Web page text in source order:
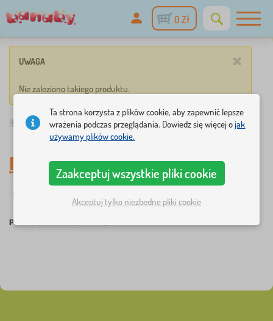
0 Zł
×
UWAGA
Nie zaleziono takiego produktu.
Banaby.pl »Pościel /Pościel/nowość
Pościel dla dzieci,nowość
Filtry
Pościel × × ×
Ta strona korzysta z plików cookie, aby zapewnić lepsze
wrażenia podczas przeglądania. Dowiedz się więcej ojak
używamy plików cookie.
Zaakceptuj wszystkie pliki cookie
Akceptuj tylko niezbędne pliki cookie